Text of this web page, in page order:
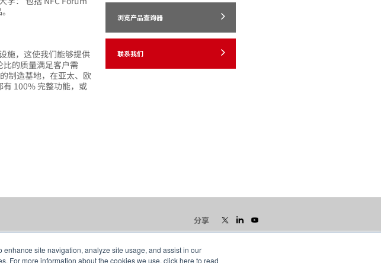
enhance site navigation, analyze site usage, and assist in our
For more information about the cookies we use, click here to read
施，这使我们能够提供
的质量满足客户需
制造基地，在亚太、欧
100% 完整功能，或
浏览产品查询器
联系我们
分享